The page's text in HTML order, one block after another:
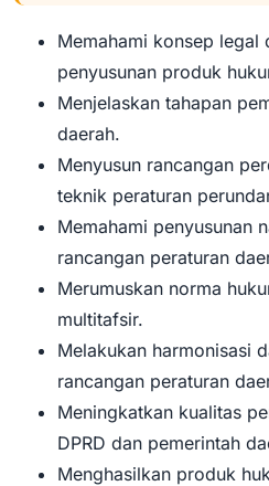
Memahami konsep legal
penyusunan produk
Menjelaskan tahapan
daerah.
Menyusun rancangan
teknik peraturan
Memahami penyusunan
rancangan peraturan
Merumuskan norma
multitafsir.
Melakukan harmonisasi
rancangan peraturan
Meningkatkan kualitas
DPRD dan pemerintah
Menghasilkan produk